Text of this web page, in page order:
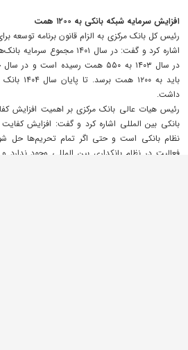
افزایش سرمایه شبکه بانکی به ۱۲۰۰ همت
رئیس کل بانک مرکزی به الزام قانون برنامه توسعه
در سال ۱۴۰۳ به ۵۵۰ همت رسیده
داشت.
رئیس هیات عالی بانک مرکزی بر اهمیت افزایش
بانکی بین المللی اشاره کرد و گفت: افزایش
نظام بانکی است و حتی اگر تمام تحریم‌ها حل
فعالیت در نظام بانکداری بین المللی وجود ندارد